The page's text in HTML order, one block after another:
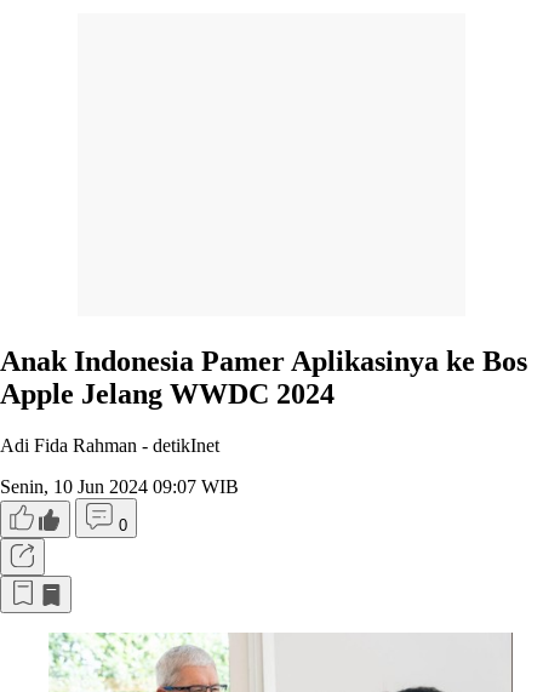
Anak Indonesia Pamer Aplikasinya ke Bos
Apple Jelang WWDC 2024
Adi Fida Rahman - detikInet
Senin, 10 Jun 2024 09:07 WIB
0